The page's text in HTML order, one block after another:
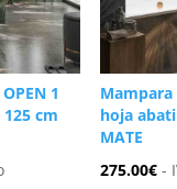
1
cm
Mampara
hoja
MATE
275.00€ -